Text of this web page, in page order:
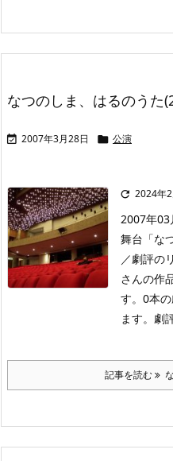
なつのしま、はるのうた
 2007年3月28日  公演
 2024年
2007年03
舞台「な
／劇評の
さんの作
す。0本
ます。劇
記事を読む